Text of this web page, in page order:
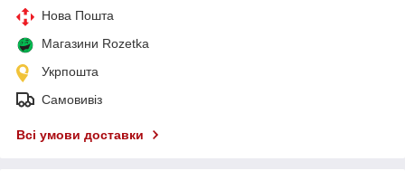
Нова Пошта
Магазини Rozetka
Укрпошта
Самовивіз
Всі умови доставки